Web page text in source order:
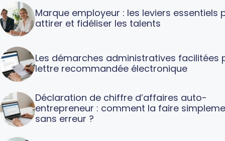
Marque employeur : les leviers essentiels
attirer et fidéliser les talents
Les démarches administratives facilitées
lettre recommandée électronique
Déclaration de chiffre d’affaires auto-
entrepreneur : comment la faire
sans erreur ?